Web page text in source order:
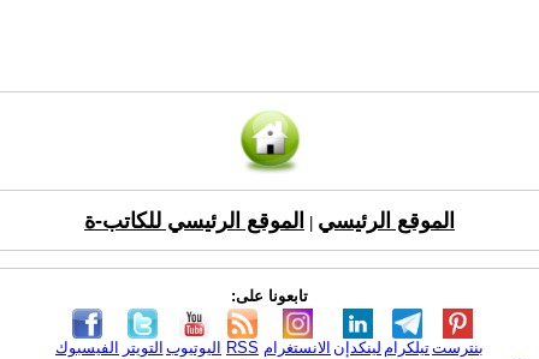
الموقع الرئيسي الموقع الرئيسي للكاتب-ة
تابعونا على:
الفيسبوك التويتر اليوتيوب RSS الانستغرام لينكدإن تيلكرامبنترست